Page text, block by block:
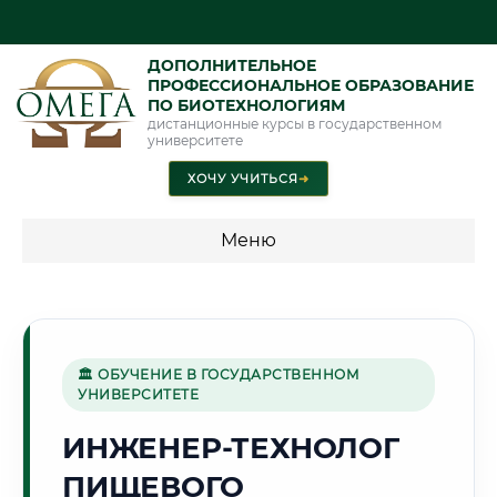
ДОПОЛНИТЕЛЬНОЕ
ПРОФЕССИОНАЛЬНОЕ ОБРАЗОВАНИЕ
ПО БИОТЕХНОЛОГИЯМ
дистанционные курсы в государственном
университете
ХОЧУ УЧИТЬСЯ➜
Меню
🌊
Г. БАТУМИ
🏛 ОБУЧЕНИЕ В ГОСУДАРСТВЕННОМ
УНИВЕРСИТЕТЕ
ИНЖЕНЕР-ТЕХНОЛОГ
ПИЩЕВОГО